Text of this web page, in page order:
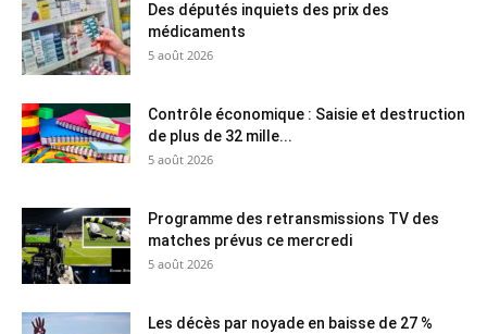
Des députés inquiets des prix des
médicaments
5 août 2026
Contrôle économique : Saisie et destruction
de plus de 32 mille...
5 août 2026
Programme des retransmissions TV des
matches prévus ce mercredi
5 août 2026
Les décès par noyade en baisse de 27 %